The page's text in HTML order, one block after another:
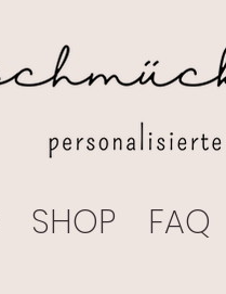
SHOP FAQ